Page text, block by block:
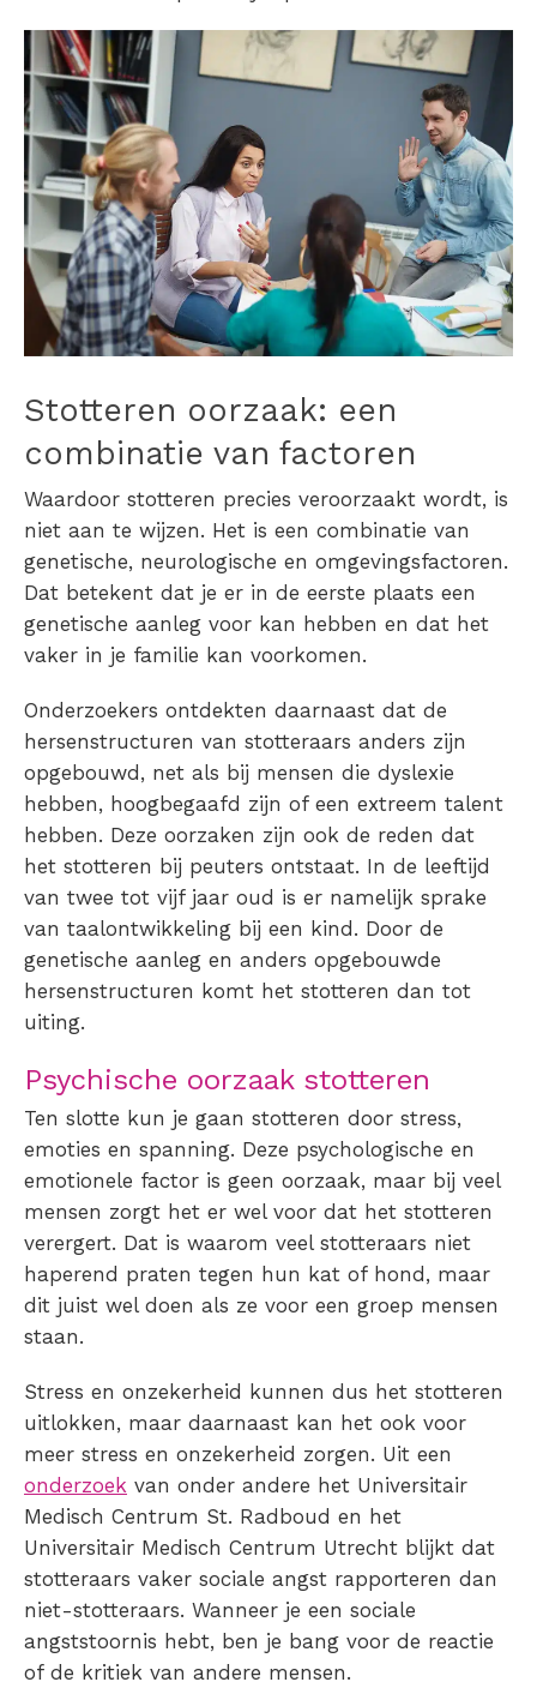
Stotteren oorzaak: een
combinatie van factoren
Waardoor stotteren precies veroorzaakt wordt, is
niet aan te wijzen. Het is een combinatie van
genetische, neurologische en omgevingsfactoren.
Dat betekent dat je er in de eerste plaats een
genetische aanleg voor kan hebben en dat het
vaker in je familie kan voorkomen.
Onderzoekers ontdekten daarnaast dat de
hersenstructuren van stotteraars anders zijn
opgebouwd, net als bij mensen die dyslexie
hebben, hoogbegaafd zijn of een extreem talent
hebben. Deze oorzaken zijn ook de reden dat
het stotteren bij peuters ontstaat. In de leeftijd
van twee tot vijf jaar oud is er namelijk sprake
van taalontwikkeling bij een kind. Door de
genetische aanleg en anders opgebouwde
hersenstructuren komt het stotteren dan tot
uiting.
Psychische oorzaak stotteren
Ten slotte kun je gaan stotteren door stress,
emoties en spanning. Deze psychologische en
emotionele factor is geen oorzaak, maar bij veel
mensen zorgt het er wel voor dat het stotteren
verergert. Dat is waarom veel stotteraars niet
haperend praten tegen hun kat of hond, maar
dit juist wel doen als ze voor een groep mensen
staan.
Stress en onzekerheid kunnen dus het stotteren
uitlokken, maar daarnaast kan het ook voor
meer stress en onzekerheid zorgen. Uit een
onderzoek van onder andere het Universitair
Medisch Centrum St. Radboud en het
Universitair Medisch Centrum Utrecht blijkt dat
stotteraars vaker sociale angst rapporteren dan
niet-stotteraars. Wanneer je een sociale
angststoornis hebt, ben je bang voor de reactie
of de kritiek van andere mensen.